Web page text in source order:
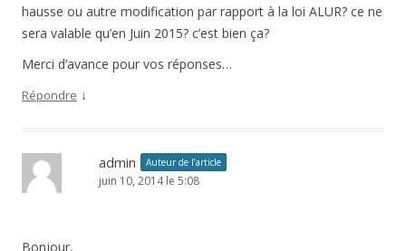
hausse ou autre modification par rapport à la loi ALUR? ce ne
sera valable qu’en Juin 2015? c’est bien ça?
Merci d’avance pour vos réponses…
Répondre ↓
admin Auteur de l’article
juin 10, 2014 le 5:08
Bonjour,